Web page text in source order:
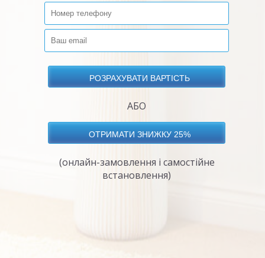
АБО
(онлайн-замовлення і самостійне
встановлення)